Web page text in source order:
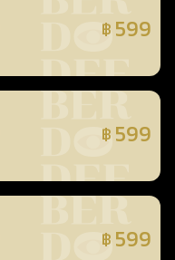
นยันแล้ว ฿ 599
นยันแล้ว ฿ 599
นยันแล้ว ฿ 599